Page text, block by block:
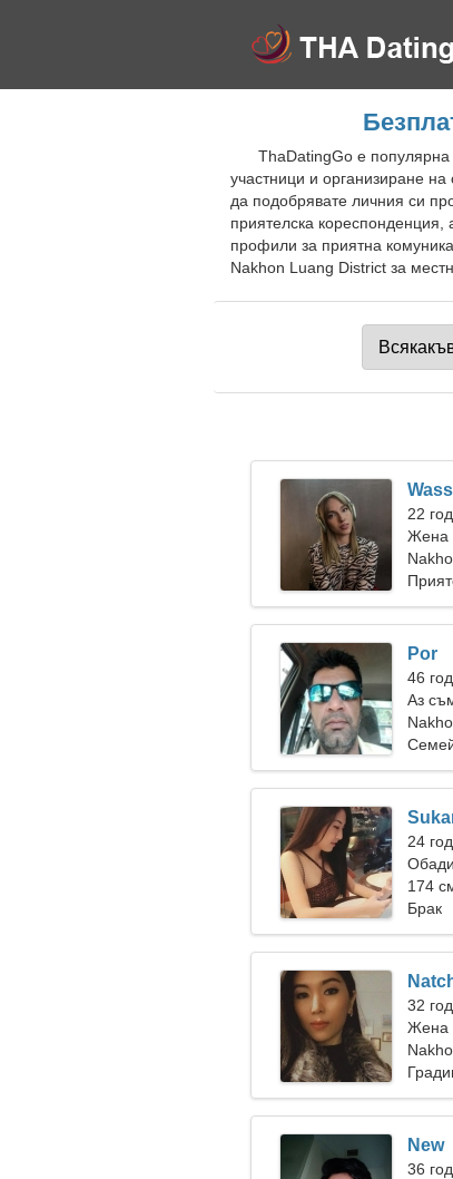
ThaDatingGo е популярна
участници и организиране
да подобрявате личния си
приятелска кореспонденция,
профили за приятна
Nakhon Luang District за
22
Жена
Por
46
Аз
жена
24
174
Брак
32
Жена
New
36